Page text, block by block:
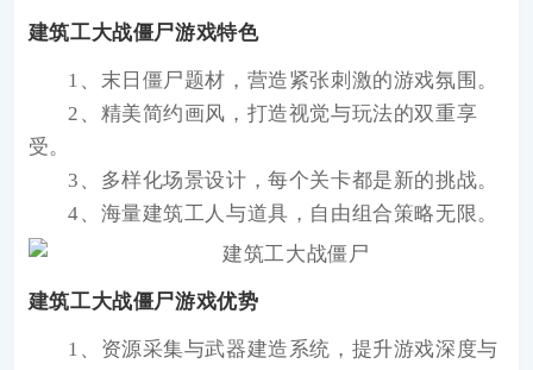
建筑工大战僵尸游戏特色
1、末日僵尸题材，营造紧张刺激的游戏氛围。
2、精美简约画风，打造视觉与玩法的双重享
受。
3、多样化场景设计，每个关卡都是新的挑战。
4、海量建筑工人与道具，自由组合策略无限。
建筑工大战僵尸游戏优势
1、资源采集与武器建造系统，提升游戏深度与